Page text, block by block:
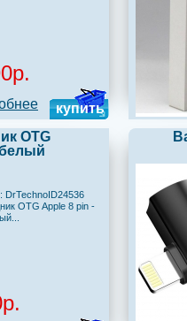
купить
OTG
OTG Apple 8 pin -